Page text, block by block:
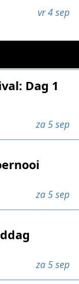
vr 4 sep
Dag 1
za 5 sep
za 5 sep
za 5 sep